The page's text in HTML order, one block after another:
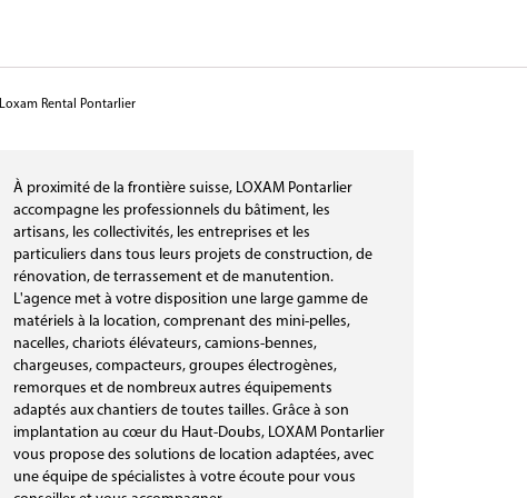
Loxam Rental Pontarlier
À proximité de la frontière suisse, LOXAM Pontarlier
accompagne les professionnels du bâtiment, les
artisans, les collectivités, les entreprises et les
particuliers dans tous leurs projets de construction, de
rénovation, de terrassement et de manutention.
L'agence met à votre disposition une large gamme de
matériels à la location, comprenant des mini-pelles,
nacelles, chariots élévateurs, camions-bennes,
chargeuses, compacteurs, groupes électrogènes,
remorques et de nombreux autres équipements
adaptés aux chantiers de toutes tailles. Grâce à son
implantation au cœur du Haut-Doubs, LOXAM Pontarlier
vous propose des solutions de location adaptées, avec
une équipe de spécialistes à votre écoute pour vous